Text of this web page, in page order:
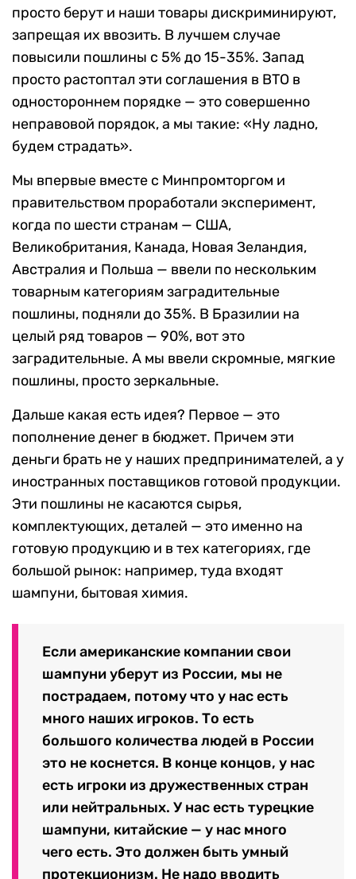
просто берут и наши товары дискриминируют,
запрещая их ввозить. В лучшем случае
повысили пошлины с 5% до 15-35%. Запад
просто растоптал эти соглашения в ВТО в
одностороннем порядке — это совершенно
неправовой порядок, а мы такие: «Ну ладно,
будем страдать».
Мы впервые вместе с Минпромторгом и
правительством проработали эксперимент,
когда по шести странам — США,
Великобритания, Канада, Новая Зеландия,
Австралия и Польша — ввели по нескольким
товарным категориям заградительные
пошлины, подняли до 35%. В Бразилии на
целый ряд товаров — 90%, вот это
заградительные. А мы ввели скромные, мягкие
пошлины, просто зеркальные.
Дальше какая есть идея? Первое — это
пополнение денег в бюджет. Причем эти
деньги брать не у наших предпринимателей, а у
иностранных поставщиков готовой продукции.
Эти пошлины не касаются сырья,
комплектующих, деталей — это именно на
готовую продукцию и в тех категориях, где
большой рынок: например, туда входят
шампуни, бытовая химия.
Если американские компании свои
шампуни уберут из России, мы не
пострадаем, потому что у нас есть
много наших игроков. То есть
большого количества людей в России
это не коснется. В конце концов, у нас
есть игроки из дружественных стран
или нейтральных. У нас есть турецкие
шампуни, китайские — у нас много
чего есть. Это должен быть умный
протекционизм. Не надо вводить